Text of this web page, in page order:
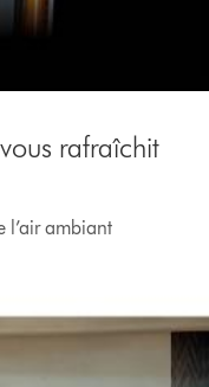
rafraîchit
l’air ambiant